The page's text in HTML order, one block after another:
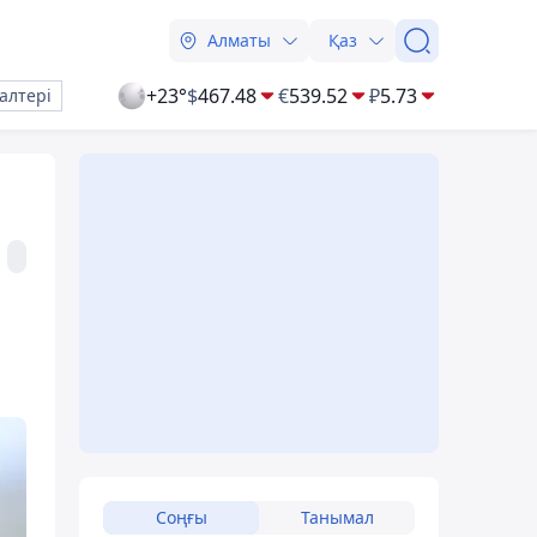
Алматы Қаз
+23°$467.48 €539.52 ₽5.73
Соңғы Танымал